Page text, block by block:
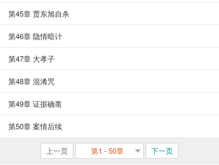
第45章 贾东旭自杀
第46章 隐情暗计
第47章 大孝子
第48章 混淆咒
第49章 证据确凿
第50章 案情后续
上一页 第1 - 50章 下一页